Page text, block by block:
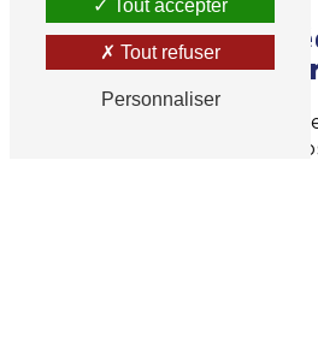
Solutions
mécanique
Que vous soyez une petite
ou une grande industrie,
Tout accepter
Tout refuser
Personnaliser